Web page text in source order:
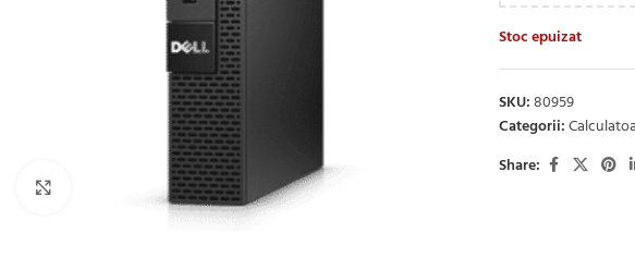
Stoc epuizat
SKU:80959
Categorii:
Share: